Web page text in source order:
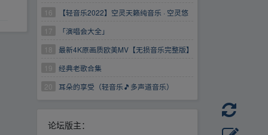
16
【轻音乐2022】空灵天籁纯音乐 · 空灵悠
远天籁音
17
「演唱会大全」
18
最新4K原画质欧美MV【无损音乐完整版】
【油管搬运】
19
经典老歌合集
20
耳朵的享受（轻音乐🎵多声道音乐）
论坛版主：